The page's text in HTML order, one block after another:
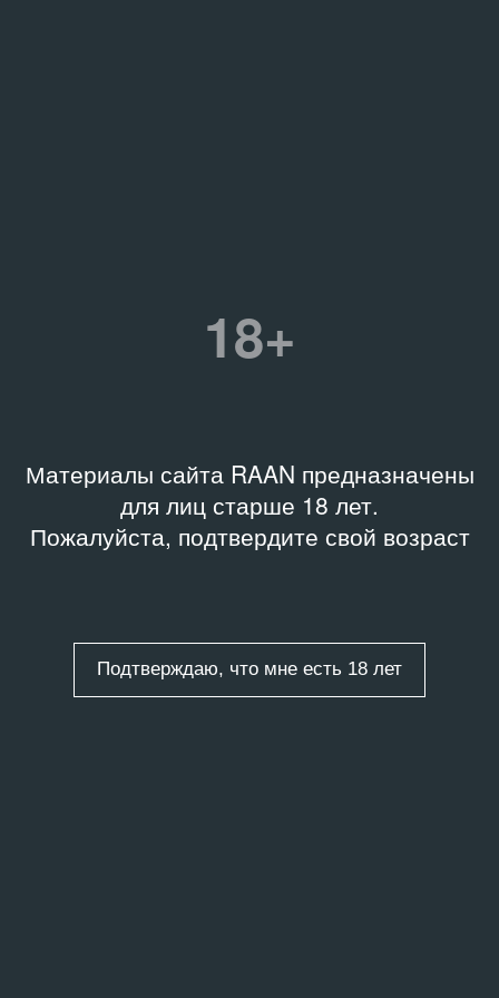
18+
Материалы сайта RAAN предназначены
для лиц старше 18 лет.
Пожалуйста, подтвердите свой возраст
Подтверждаю, что мне есть 18 лет